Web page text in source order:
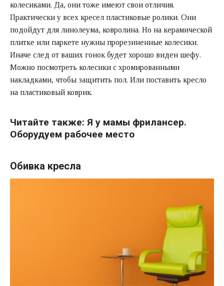
колесиками. Да, они тоже имеют свои отличия.
Практически у всех кресел пластиковые ролики. Они
подойдут для линолеума, ковролина. Но на керамической
плитке или паркете нужны прорезиненные колесики.
Иначе след от ваших гонок будет хорошо виден шефу.
Можно посмотреть колесики с хромированными
накладками, чтобы защитить пол. Или поставить кресло
на пластиковый коврик.
Читайте также: Я у мамы фрилансер.
Оборудуем рабочее место
Обивка кресла